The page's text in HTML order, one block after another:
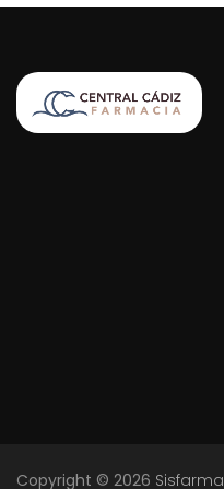
Copyright © 2026 Sisfarma